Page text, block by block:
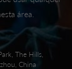
área.
The Hills,
China